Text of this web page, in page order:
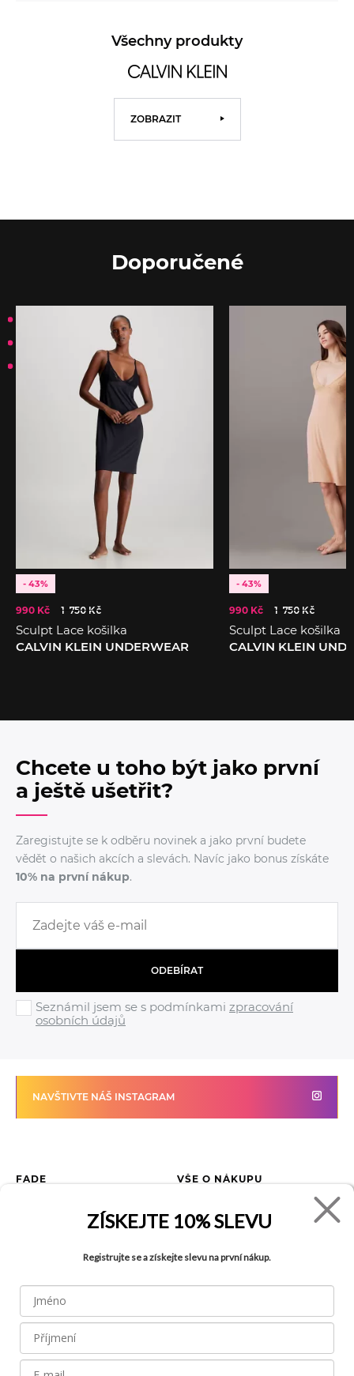
Všechny produkty
ZOBRAZIT
Doporučené
- 43%
990 Kč 1 750 Kč
Sculpt Lace košilka
CALVIN KLEIN UNDERWEAR
- 43%
990 Kč 1 750 Kč
Sculpt Lace košilka
CALVIN KLEIN
Chcete u toho být jako první
a ještě ušetřit?
Zaregistujte se k odběru novinek a jako první budete
vědět o našich akcích a slevách. Navíc jako bonus získáte
10% na první nákup.
ODEBÍRAT
Seznámil jsem se s podmínkami zpracování
osobních údajů
NAVŠTIVTE NÁŠ INSTAGRAM
FADE
Blog
VŠE O NÁKUPU
Jak reklamovat zboží
Tabulka velikostí
Recyklace
ZÍSKEJTE 10% SLEVU
Registrujte se a získejte slevu na první nákup.